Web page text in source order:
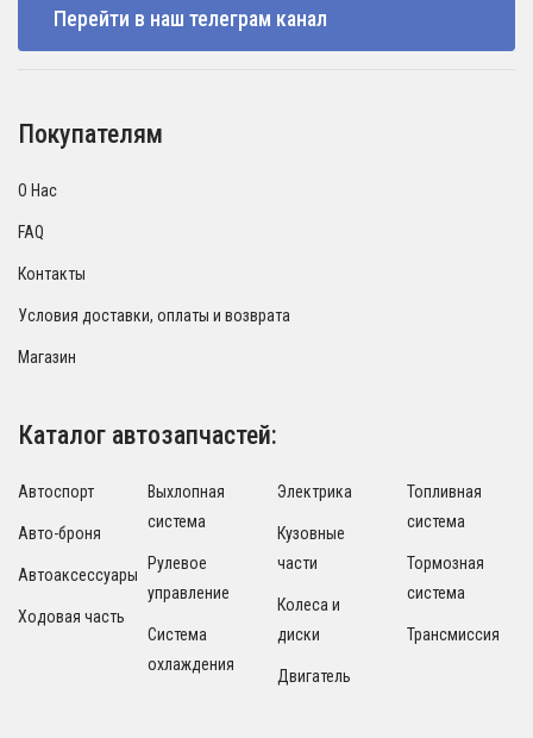
Перейти в наш телеграм канал
Покупателям
О Нас
FAQ
Контакты
Условия доставки, оплаты и возврата
Магазин
Каталог автозапчастей:
Автоспорт
Авто-броня
Автоаксессуары
Ходовая часть
Выхлопная
система
Рулевое
управление
Система
охлаждения
Электрика
Кузовные
части
Колеса и
диски
Двигатель
Топливная
система
Тормозная
система
Трансмиссия